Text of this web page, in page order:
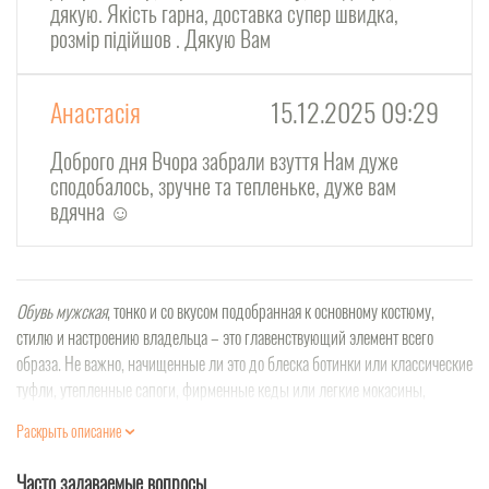
дякую. Якість гарна, доставка супер швидка,
розмір підійшов . Дякую Вам
Анастасія 15.12.2025 09:29
Доброго дня Вчора забрали взуття Нам дуже
сподобалось, зручне та тепленьке, дуже вам
вдячна ☺️
Обувь мужская, тонко и со вкусом подобранная к основному костюму,
стилю и настроению владельца – это главенствующий элемент всего
образа. Не важно, начищенные ли это до блеска ботинки или классические
туфли, утепленные сапоги, фирменные кеды или легкие мокасины,
зачастую весьма обременительно для кошелька, свидетельствует о вкусе и
стремлении своего хозяина выглядеть стильно и современно.
Раскрыть описание
Часто задаваемые вопросы